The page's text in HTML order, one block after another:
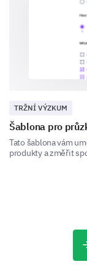
Can you
recent
Final
Share your
suggestions
TRŽNÍ VÝZKUM
Šablona pro
Tato šablona vám
produkty a změřit